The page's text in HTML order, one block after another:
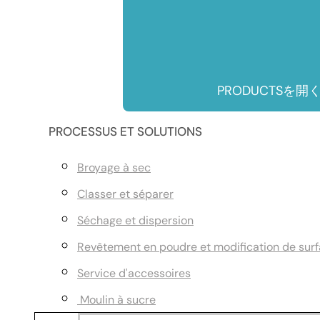
PRODUCTSを開く
PROCESSUS ET SOLUTIONS
Broyage à sec
Classer et séparer
Séchage et dispersion
Revêtement en poudre et modification de
Service d'accessoires
Moulin à sucre